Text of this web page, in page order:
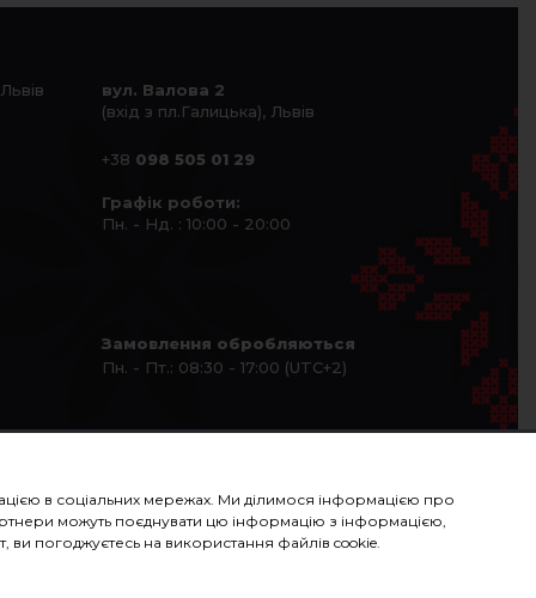
в соціальних мережах. Ми ділимося інформацією про
можуть поєднувати цю інформацію з інформацією,
погоджуєтесь на використання файлів cookie.
вул. Валова 2
(вхід з пл.Галицька), Львів
+38 098 505 01 29
Графік роботи:
Пн. - Нд. : 10:00 - 20:00
Замовлення обробляються
Пн. - Пт.: 08:30 - 17:00 (UTC+2)